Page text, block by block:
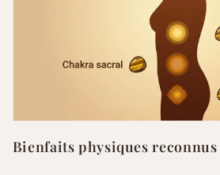
Bienfaits physiques